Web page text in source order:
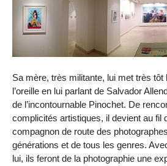
Sa mère, très militante, lui met très tôt
l’oreille en lui parlant de Salvador
de l’incontournable Pinochet. De
complicités artistiques, il devient au fil
compagnon de route des
générations et de tous les genres.
lui, ils feront de la photographie une